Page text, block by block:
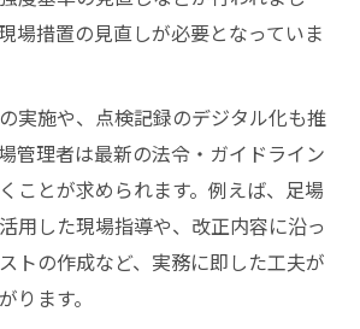
場措置の見直しが必要となっていま
実施や、点検記録のデジタル化も推
管理者は最新の法令・ガイドライン
ことが求められます。例えば、足場
用した現場指導や、改正内容に沿っ
トの作成など、実務に即した工夫が
ります。